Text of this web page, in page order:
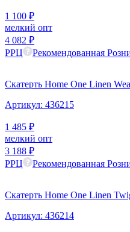
1 100 ₽
мелкий опт
4 082 ₽
РРЦ
Рекомендованная
Скатерть Home One Linen
Артикул: 436215
1 485 ₽
мелкий опт
3 188 ₽
РРЦ
Рекомендованная
Скатерть Home One Linen
Артикул: 436214